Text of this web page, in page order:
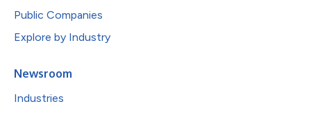
Public Companies
Explore by Industry
Newsroom
Industries